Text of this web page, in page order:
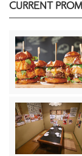
CURRENT